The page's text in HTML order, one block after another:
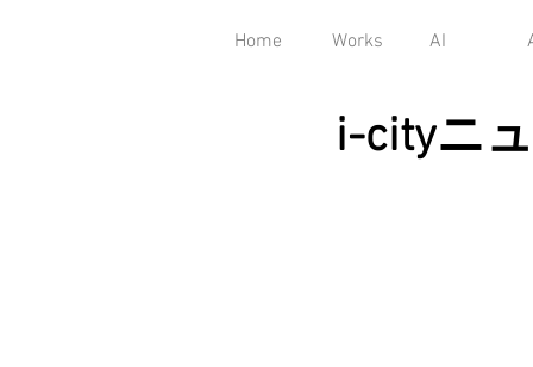
Home Works AI
i-cityニ